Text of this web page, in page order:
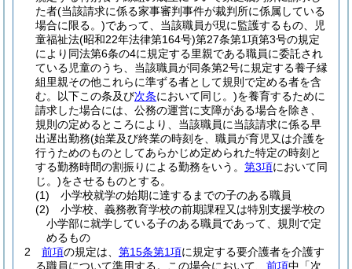
た者(当該請求に係る家事審判事件が裁判所に係属している
場合に限る。)であって、当該職員が現に監護するもの、児
童福祉法(昭和22年法律第164号)第27条第1項第3号の規定
により同法第6条の4に規定する里親である職員に委託され
ている児童のうち、当該職員が同条第2号に規定する養子縁
組里親その他これらに準ずる者として規則で定める者を含
む。以下この条及び次条において同じ。)を養育するために
請求した場合には、公務の運営に支障がある場合を除き、
規則の定めるところにより、当該職員に当該請求に係る早
出遅出勤務(始業及び終業の時刻を、職員が育児又は介護を
行うためのものとしてあらかじめ定められた特定の時刻と
する勤務時間の割振りによる勤務をいう。 第3項において同
じ。)をさせるものとする。
(1)
小学校就学の始期に達するまでの子のある職員
(2)
小学校、義務教育学校の前期課程又は特別支援学校の
小学部に就学している子のある職員であって、規則で定
めるもの
2
前項の規定は、 第15条第1項に規定する要介護者を介護す
る職員について準用する。
この場合において、 前項中「次